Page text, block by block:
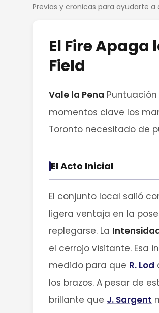
Previas y cronicas para ayudarte
El Fire Apaga
Field
Vale la Pena
momentos clave los
Toronto necesitado de
El Acto Inicial
El conjunto local salió
ligera ventaja en la
replegarse. La
el cerrojo visitante. Esa
medido para que R. Lod
los brazos. A pesar de
brillante que J. Sargent